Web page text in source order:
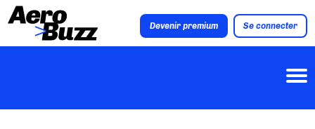
Devenir premium Se connecter